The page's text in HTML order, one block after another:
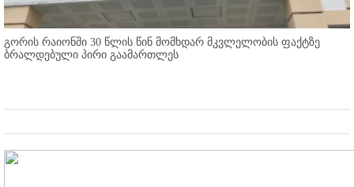
გორის რაიონში 30 წლის წინ მომხდარ მკვლელობის ფაქტზე
ბრალდებული პირი გაამართლეს